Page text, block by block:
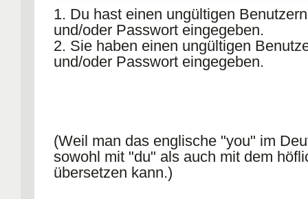
1. Du hast einen ungültigen
und/oder Passwort eingegeben.
2. Sie haben einen ungültigen
und/oder Passwort eingegeben.
(Weil man das englische "you" im
sowohl mit "du" als auch mit dem
übersetzen kann.)